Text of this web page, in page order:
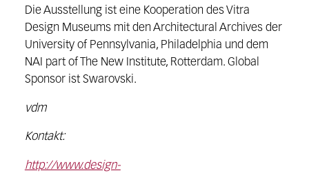
Die Ausstellung ist eine Kooperation des Vitra
Design Museums mit den Architectural Archives der
University of Pennsylvania, Philadelphia und dem
NAI part of The New Institute, Rotterdam. Global
Sponsor ist Swarovski.
vdm
Kontakt:
http://www.design-